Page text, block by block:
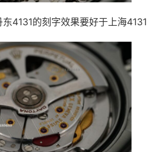
4131的刻字效果要好于上海4131